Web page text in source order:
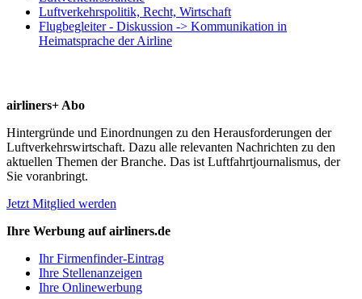
Luftverkehrspolitik, Recht, Wirtschaft
Flugbegleiter - Diskussion -> Kommunikation in
Heimatsprache der Airline
airliners+ Abo
Hintergründe und Einordnungen zu den Herausforderungen der
Luftverkehrswirtschaft. Dazu alle relevanten Nachrichten zu den
aktuellen Themen der Branche. Das ist Luftfahrtjournalismus, der
Sie voranbringt.
Jetzt Mitglied werden
Ihre Werbung auf airliners.de
Ihr Firmenfinder-Eintrag
Ihre Stellenanzeigen
Ihre Onlinewerbung